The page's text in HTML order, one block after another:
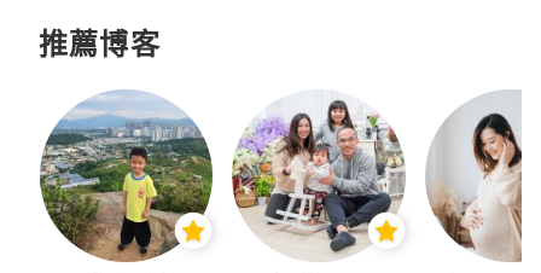
推薦博客